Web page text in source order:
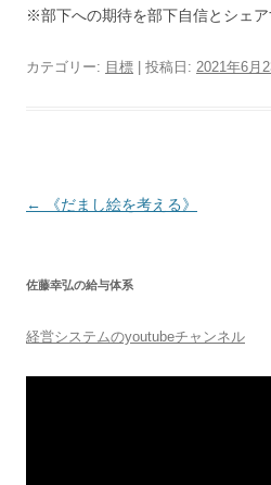
※部下への期待を部下自信とシェア
カテゴリー: 目標 | 投稿日: 2021年6月
投
ビ
ゲ
← 《だまし絵を考える》
佐藤幸弘の給与体系
経営システムのyoutubeチャンネル